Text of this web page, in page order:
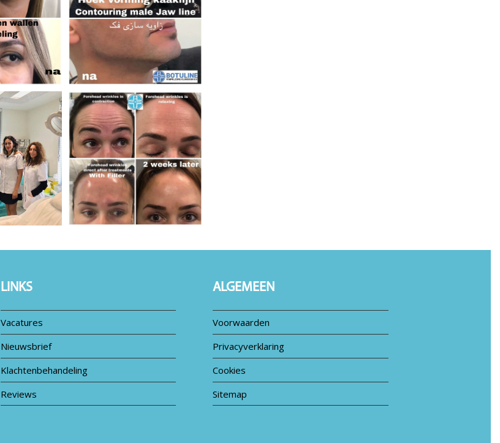
LINKS
Vacatures
Nieuwsbrief
Klachtenbehandeling
Reviews
ALGEMEEN
Voorwaarden
Privacyverklaring
Cookies
Sitemap